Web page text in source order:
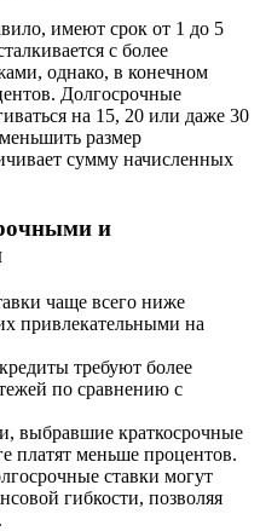
имеют срок от 1 до 5
с более
однако, в конечном
Долгосрочные
на 15, 20 или даже 30
размер
сумму начисленных
и
чаще всего ниже
привлекательными на
требуют более
по сравнению с
выбравшие краткосрочные
платят меньше процентов.
ставки могут
гибкости, позволяя